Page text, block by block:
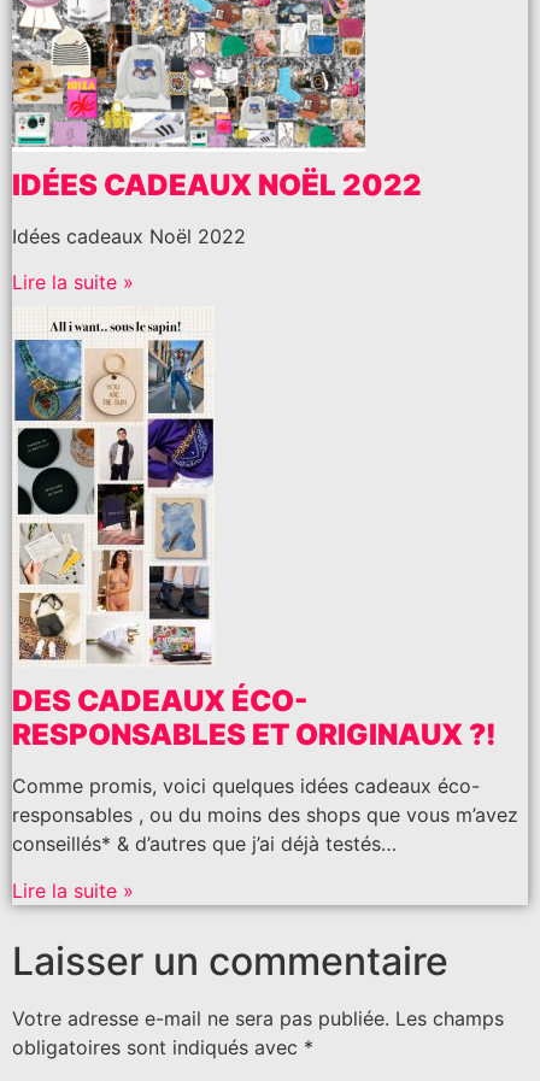
IDÉES CADEAUX NOËL 2022
Idées cadeaux Noël 2022
Lire la suite »
DES CADEAUX ÉCO-
RESPONSABLES ET ORIGINAUX ?!
Comme promis, voici quelques idées cadeaux éco-
responsables , ou du moins des shops que vous m’avez
conseillés* & d’autres que j’ai déjà testés…
Lire la suite »
Laisser un commentaire
Votre adresse e-mail ne sera pas publiée. Les champs
obligatoires sont indiqués avec *